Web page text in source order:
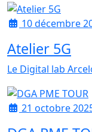
10 décembre
Atelier 5G
Le Digital lab
21 octobre